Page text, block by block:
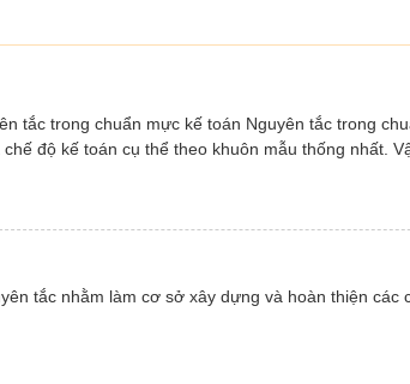
tắc trong chuẩn mực kế toán Nguyên tắc trong
độ kế toán cụ thể theo khuôn mẫu thống nhất.
tắc nhằm làm cơ sở xây dựng và hoàn thiện các